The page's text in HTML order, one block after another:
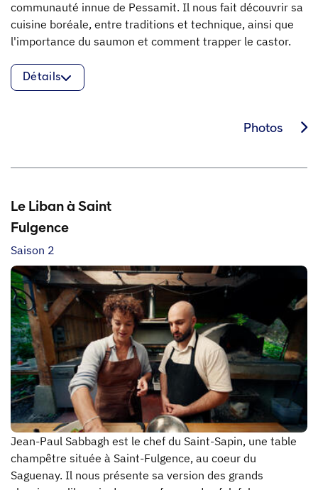
communauté innue de Pessamit. Il nous fait découvrir sa
cuisine boréale, entre traditions et technique, ainsi que
l'importance du saumon et comment trapper le castor.
Détails
Photos
Le Liban à Saint
Fulgence
Saison 2
Jean-Paul Sabbagh est le chef du Saint-Sapin, une table
champêtre située à Saint-Fulgence, au coeur du
Saguenay. Il nous présente sa version des grands